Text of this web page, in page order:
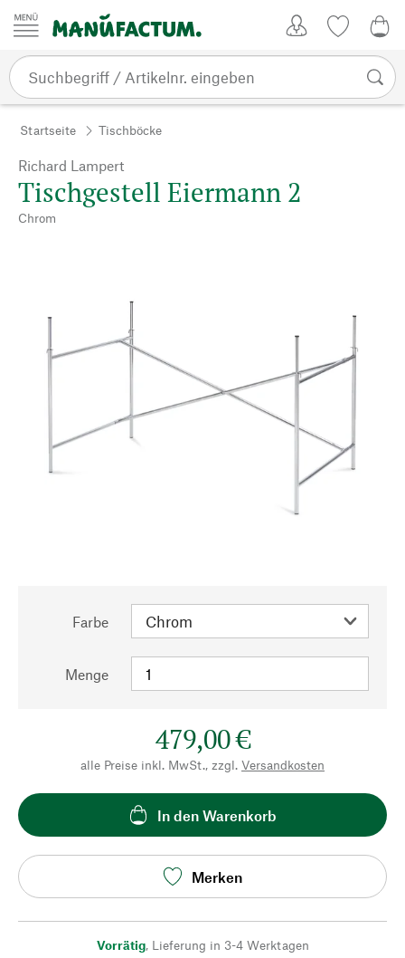
Zum Inhalt springen
Startseite Tischböcke
Richard Lampert
Tischgestell Eiermann 2
Chrom
Farbe
Menge
479,00 €
alle Preise inkl. MwSt., zzgl. Versandkosten
In den Warenkorb
Merken
Vorrätig, Lieferung in 3-4 Werktagen